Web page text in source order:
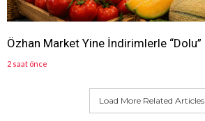
Özhan Market Yine İndirimlerle “Dolu”
2 saat önce
Load More Related Articles